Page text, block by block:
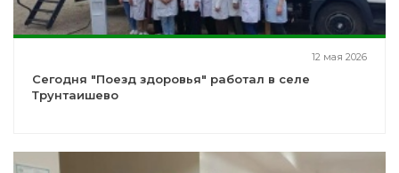
12 мая 2026
Сегодня "Поезд здоровья" работал в селе
Трунтаишево